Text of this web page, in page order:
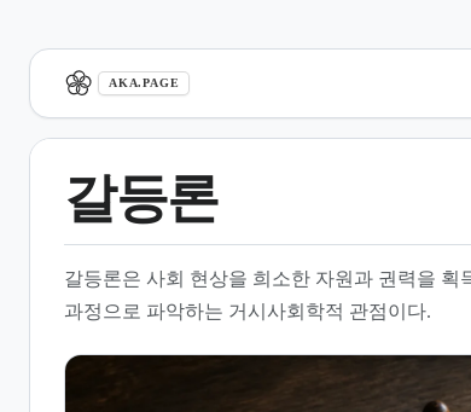
AKA.PAGE
갈등론
갈등론은 사회 현상을 희소한 자원과 권력을 획
과정으로 파악하는 거시사회학적 관점이다.
개요
핵심 가정과 이론적 배경
권력과 자원 배분의 불평등